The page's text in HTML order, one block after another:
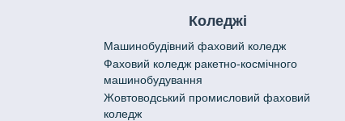
Коледжі
Машинобудівний фаховий коледж
Фаховий коледж ракетно-космічного
машинобудування
Жовтоводський промисловий фаховий
коледж